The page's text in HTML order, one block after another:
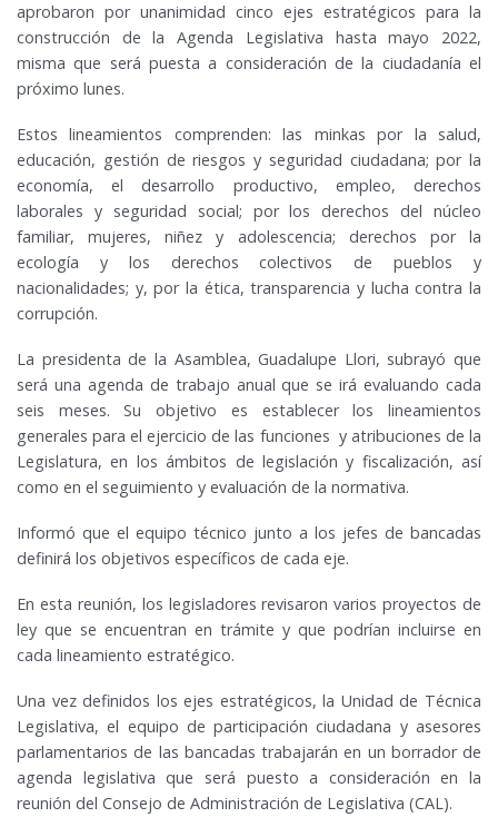
aprobaron por unanimidad cinco ejes estratégicos para la
construcción de la Agenda Legislativa hasta mayo 2022,
misma que será puesta a consideración de la ciudadanía el
próximo lunes.
Estos lineamientos comprenden: las minkas por la salud,
educación, gestión de riesgos y seguridad ciudadana; por la
economía, el desarrollo productivo, empleo, derechos
laborales y seguridad social; por los derechos del núcleo
familiar, mujeres, niñez y adolescencia; derechos por la
ecología y los derechos colectivos de pueblos y
nacionalidades; y, por la ética, transparencia y lucha contra la
corrupción.
La presidenta de la Asamblea, Guadalupe Llori, subrayó que
será una agenda de trabajo anual que se irá evaluando cada
seis meses. Su objetivo es establecer los lineamientos
generales para el ejercicio de las funciones y atribuciones de la
Legislatura, en los ámbitos de legislación y fiscalización, así
como en el seguimiento y evaluación de la normativa.
Informó que el equipo técnico junto a los jefes de bancadas
definirá los objetivos específicos de cada eje.
En esta reunión, los legisladores revisaron varios proyectos de
ley que se encuentran en trámite y que podrían incluirse en
cada lineamiento estratégico.
Una vez definidos los ejes estratégicos, la Unidad de Técnica
Legislativa, el equipo de participación ciudadana y asesores
parlamentarios de las bancadas trabajarán en un borrador de
agenda legislativa que será puesto a consideración en la
reunión del Consejo de Administración de Legislativa (CAL).